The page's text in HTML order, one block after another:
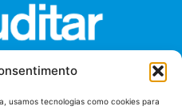
usamos tecnologias como cookies para
de Controle Externo -